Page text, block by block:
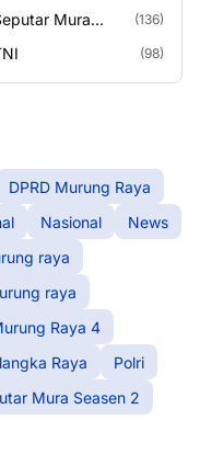
Mura
(136)
(98)
DPRD Murung Raya
Nasional
News
raya
raya
Raya 4
Raya
Polri
Mura Seasen 2